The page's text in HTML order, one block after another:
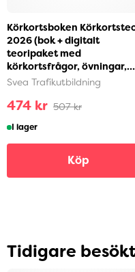
Körkortsboken
2026 (bok + digitalt
teoripaket med
körkortsfrågor, övningar,
ljudbok & ebok) (häftad)
Svea Trafikutbildning
474 kr 507 kr
I lager
Köp
Tidigare